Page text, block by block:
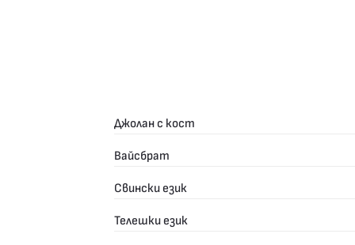
Джолан с кост
Вайсбрат
Свински език
Телешки език